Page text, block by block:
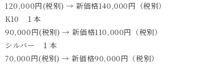
120,000円(税別) → 新価格140,000円（税別）
K10 １本
90,000円(税別) → 新価格110,000円（税別）
シルバー １本
70,000円(税別) → 新価格90,000円（税別）